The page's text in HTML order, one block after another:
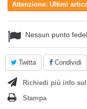
Attenzione: Ultimi
Nessun punto
Twitta Condividi
Richiedi più info
Stampa